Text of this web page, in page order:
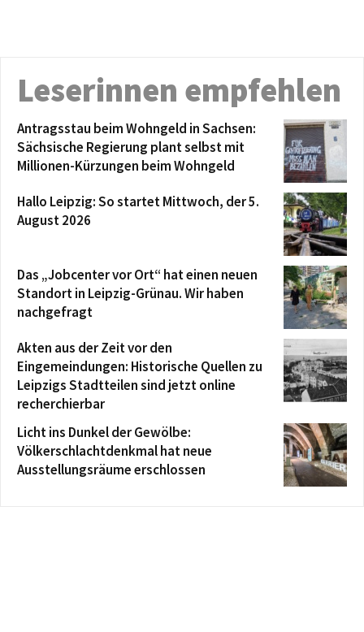
Leserinnen empfehlen
Antragsstau beim Wohngeld in Sachsen:
Sächsische Regierung plant selbst mit
Millionen-Kürzungen beim Wohngeld
Hallo Leipzig: So startet Mittwoch, der 5.
August 2026
Das „Jobcenter vor Ort“ hat einen neuen
Standort in Leipzig-Grünau. Wir haben
nachgefragt
Akten aus der Zeit vor den
Eingemeindungen: Historische Quellen zu
Leipzigs Stadtteilen sind jetzt online
recherchierbar
Licht ins Dunkel der Gewölbe:
Völkerschlachtdenkmal hat neue
Ausstellungsräume erschlossen